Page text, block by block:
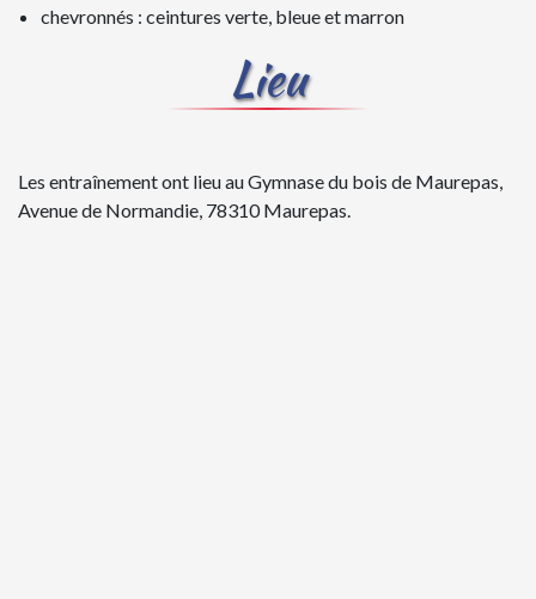
chevronnés : ceintures verte, bleue et marron
Lieu
Les entraînement ont lieu au Gymnase du bois de Maurepas,
Avenue de Normandie, 78310 Maurepas.